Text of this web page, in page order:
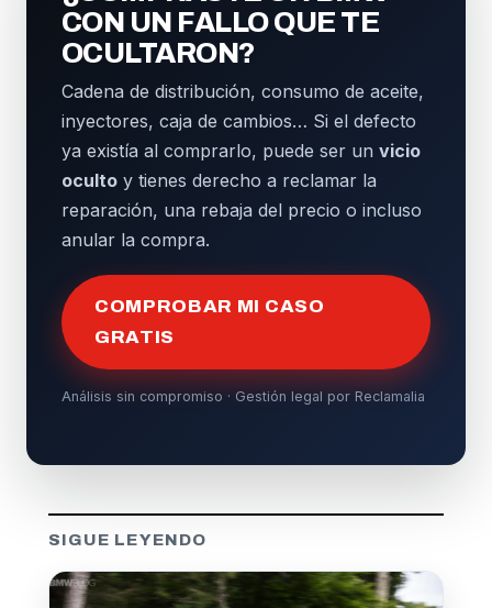
CON UN FALLO QUE TE
OCULTARON?
Cadena de distribución, consumo de aceite,
inyectores, caja de cambios… Si el defecto
ya existía al comprarlo, puede ser un vicio
oculto y tienes derecho a reclamar la
reparación, una rebaja del precio o incluso
anular la compra.
COMPROBAR MI CASO
GRATIS
Análisis sin compromiso · Gestión legal por Reclamalia
SIGUE LEYENDO